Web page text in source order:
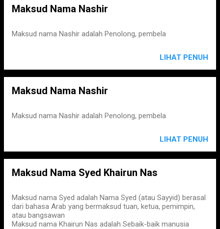
Maksud Nama Nashir
Maksud nama Nashir adalah Penolong, pembela
LIHAT PENUH
Maksud Nama Nashir
Maksud nama Nashir adalah Penolong, pembela
LIHAT PENUH
Maksud Nama Syed Khairun Nas
Maksud nama Syed adalah Nama Syed (atau Sayyid) berasal
dari bahasa Arab yang bermaksud tuan, ketua, pemimpin,
atau bangsawan
Maksud nama Khairun Nas adalah Sebaik-baik manusia